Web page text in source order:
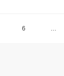
6 …